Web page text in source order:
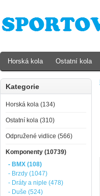
Kategorie
Horská kola (134)
Ostatní kola (310)
Odpružené vidlice (566)
Komponenty (10739)
- BMX (108)
- Brzdy (1047)
- Dráty a niple (478)
- Duše (524)
Horská kola Ostatní kola